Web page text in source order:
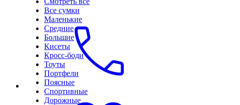
Все сумки
Маленькие
Средние
Большие
Кисеты
Кросс-боди
Тоуты
Портфели
Поясные
Спортивные
Дорожные